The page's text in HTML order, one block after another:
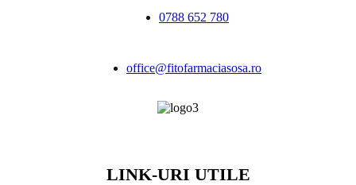
0788 652 780
office@fitofarmaciasosa.ro
LINK-URI UTILE